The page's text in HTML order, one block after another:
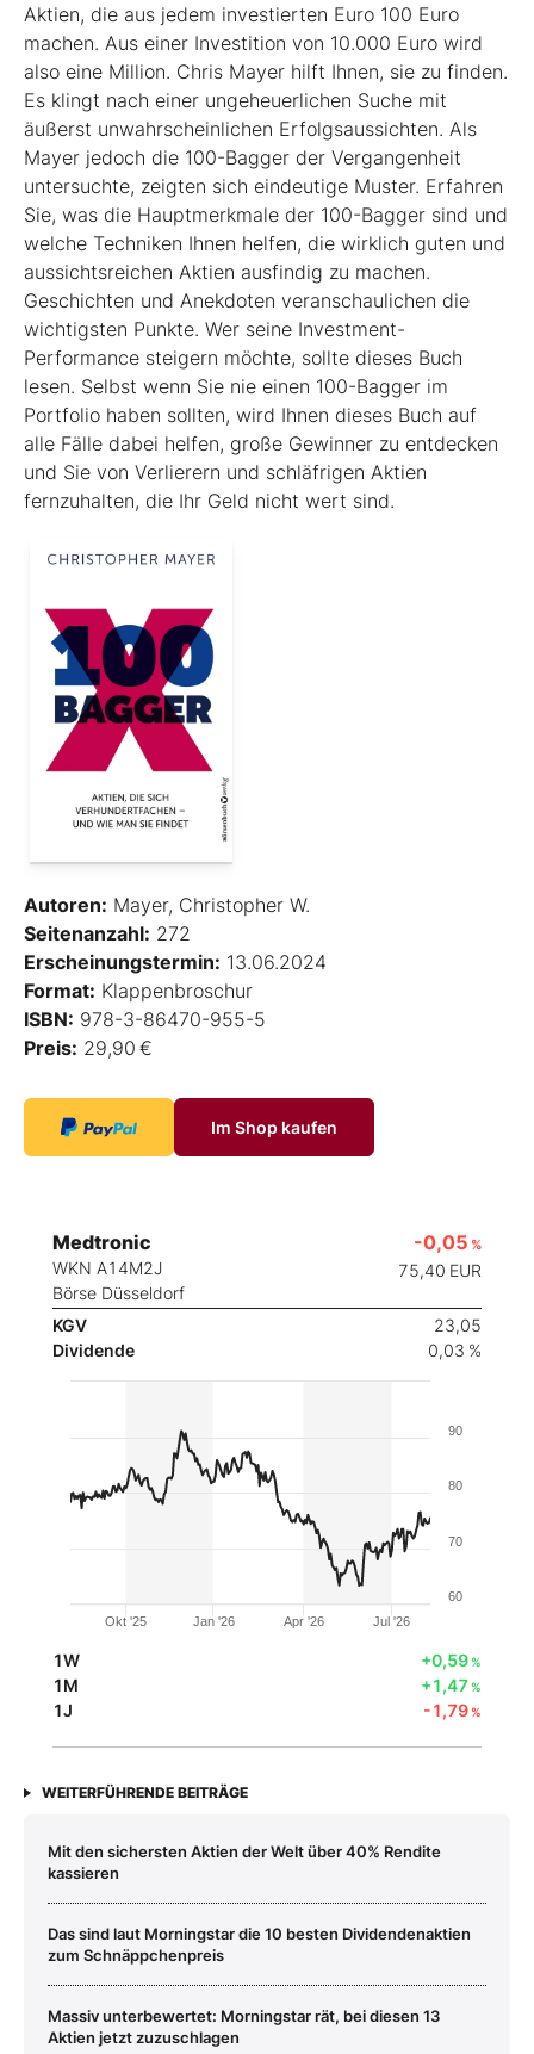
Aktien, die aus jedem investierten Euro 100 Euro
machen. Aus einer Investition von 10.000 Euro wird
also eine Million. Chris Mayer hilft Ihnen, sie zu finden.
Es klingt nach einer ungeheuerlichen Suche mit
äußerst unwahrscheinlichen Erfolgsaussichten. Als
Mayer jedoch die 100-Bagger der Vergangenheit
untersuchte, zeigten sich eindeutige Muster. Erfahren
Sie, was die Hauptmerkmale der 100-Bagger sind und
welche Techniken Ihnen helfen, die wirklich guten und
aussichtsreichen Aktien ausfindig zu machen.
Geschichten und Anekdoten veranschaulichen die
wichtigsten Punkte. Wer seine Investment-
Performance steigern möchte, sollte dieses Buch
lesen. Selbst wenn Sie nie einen 100-Bagger im
Portfolio haben sollten, wird Ihnen dieses Buch auf
alle Fälle dabei helfen, große Gewinner zu entdecken
und Sie von Verlierern und schläf­rigen Aktien
fernzuhalten, die Ihr Geld nicht wert sind.
Autoren: Mayer, Christopher W.
Seitenanzahl: 272
Erscheinungstermin: 13.06.2024
Format: Klappenbroschur
ISBN: 978-3-86470-955-5
Preis: 29,90 €
Im Shop kaufen
Medtronic
WKN A14M2J
Börse Düsseldorf
-0,05 %
75,40 EUR
KGV
23,05
Dividende
0,03 %
Okt '25 Jan '26 Apr '26 Jul '26
60
70
80
90
1W +0,59%
1M +1,47 %
1J -1,79%
WEITERFÜHRENDE BEITRÄGE
Mit den sichersten Aktien der Welt über 40% Rendite
kassieren
Das sind laut Morningstar die 10 besten Dividendenaktien
zum Schnäppchenpreis
Massiv unterbewertet: Morningstar rät, bei diesen 13
Aktien jetzt zuzuschlagen